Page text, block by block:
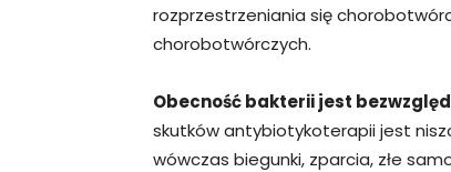
rozprzestrzeniania się
chorobotwórczych.
Obecność bakterii jest
skutków antybiotykoterapii jest
wówczas biegunki, zparcia, złe